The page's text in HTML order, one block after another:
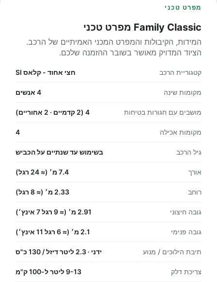
מפרט טכני
Family Classic מפרט טכני
המידות, הקיבולות והמפרט המכני האמיתיים של הרכב.
הציוד המדויק מאושר בשובר ההזמנה שלכם.
קטגוריית הרכב חצי אחוד - קלאס SI
מקומות שינה 4 אנשים
מושבים עם חגורות בטיחות 4 (2 קדמיים · 2 אחוריים)
מקומות אכילה 4
גיל הרכב בשימוש עד שנתיים על הכביש
אורך 7.4 מ׳ (≈ 24 רגל)
רוחב 2.33 מ׳ (≈ 8 רגל)
גובה חיצוני 2.91 מ׳ (≈ 9 רגל 7 אינץ׳)
גובה פנימי 2.1 מ׳ (≈ 6 רגל 11 אינץ׳)
תיבת הילוכים / מנוע ידני · 2.3 ליטר דיזל / 130 כ"ס
צריכת דלק 9-13 ליטר ל-100 ק"מ